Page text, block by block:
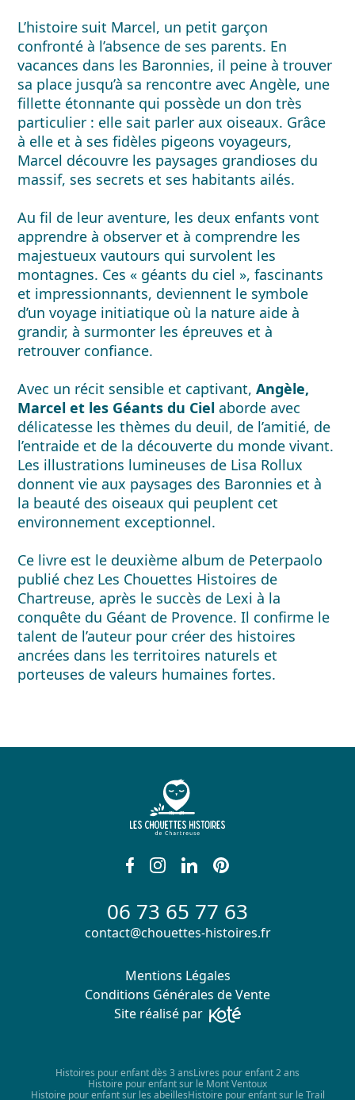
L’histoire suit Marcel, un petit garçon
confronté à l’absence de ses parents. En
vacances dans les Baronnies, il peine à trouver
sa place jusqu’à sa rencontre avec Angèle, une
fillette étonnante qui possède un don très
particulier : elle sait parler aux oiseaux. Grâce
à elle et à ses fidèles pigeons voyageurs,
Marcel découvre les paysages grandioses du
massif, ses secrets et ses habitants ailés.
Au fil de leur aventure, les deux enfants vont
apprendre à observer et à comprendre les
majestueux vautours qui survolent les
montagnes. Ces « géants du ciel », fascinants
et impressionnants, deviennent le symbole
d’un voyage initiatique où la nature aide à
grandir, à surmonter les épreuves et à
retrouver confiance.
Avec un récit sensible et captivant,Angèle,
Marcel et les Géants du Ciel aborde avec
délicatesse les thèmes du deuil, de l’amitié, de
l’entraide et de la découverte du monde vivant.
Les illustrations lumineuses de Lisa Rollux
donnent vie aux paysages des Baronnies et à
la beauté des oiseaux qui peuplent cet
environnement exceptionnel.
Ce livre est le deuxième album de Peterpaolo
publié chez Les Chouettes Histoires de
Chartreuse, après le succès de Lexi à la
conquête du Géant de Provence. Il confirme le
talent de l’auteur pour créer des histoires
ancrées dans les territoires naturels et
porteuses de valeurs humaines fortes.
06 73 65 77 63
contact@chouettes-histoires.fr
Mentions Légales
Conditions Générales de Vente
Site réalisé par
Histoires pour enfant dès 3 ansLivres pour enfant 2 ans
Histoire pour enfant sur le Mont Ventoux
Histoire pour enfant sur les abeillesHistoire pour enfant sur le Trail